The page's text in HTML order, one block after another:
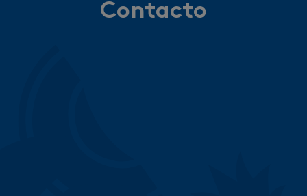
Contacto